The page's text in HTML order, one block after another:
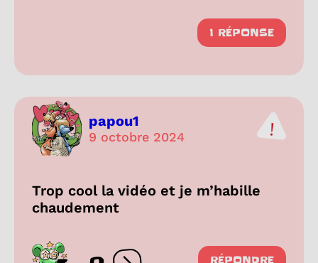
1 RÉPONSE
papou1
9 octobre 2024
Trop cool la vidéo et je m’habille
chaudement
RÉPONDRE